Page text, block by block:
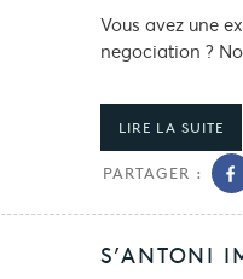
Vous avez une
negociation ?
LIRE LA SUITE
PARTAGER :
S’ANTONI